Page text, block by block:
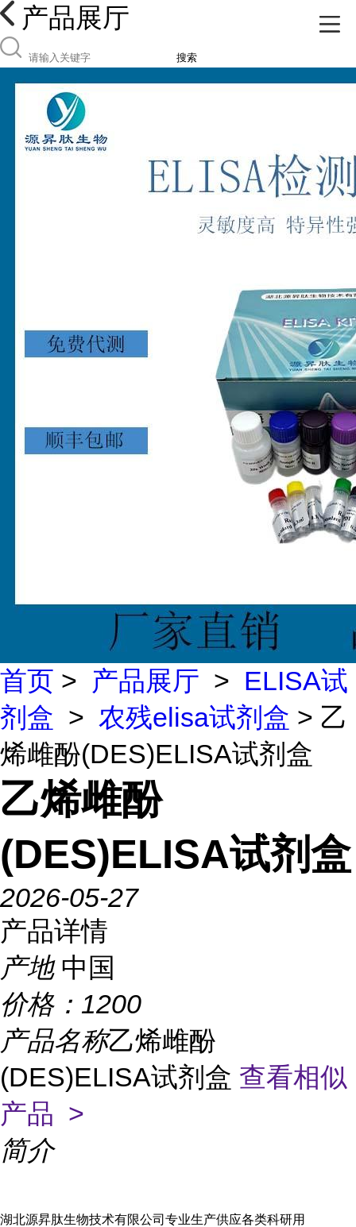
产品展厅
搜索
首页 > 产品展厅 > ELISA试
剂盒 > 农残elisa试剂盒 > 乙
烯雌酚(DES)ELISA试剂盒
乙烯雌酚
(DES)ELISA试剂盒
2026-05-27
产品详情
产地 中国
价格： 1200
产品名称乙烯雌酚
(DES)ELISA试剂盒 查看相似
产品 >
简介
湖北源昇肽生物技术有限公司专业生产供应各类科研用